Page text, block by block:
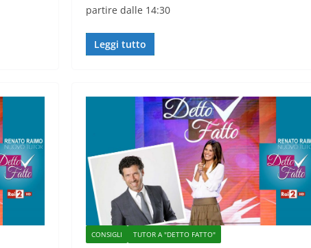
partire dalle 14:30
Leggi tutto
CONSIGLI TUTOR A "DETTO FATTO"